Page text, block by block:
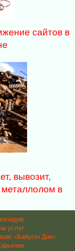
сайтов в
вывозит,
в
услуг
«Бабусін Дім»